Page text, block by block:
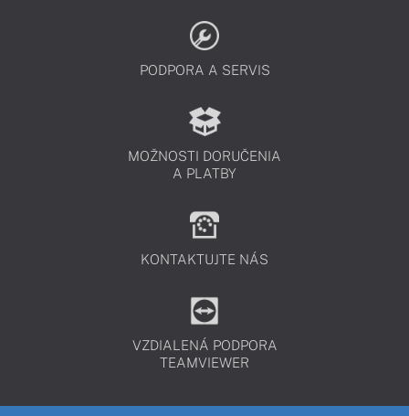
PODPORA A SERVIS
MOŽNOSTI DORUČENIA
A PLATBY
KONTAKTUJTE NÁS
VZDIALENÁ PODPORA
TEAMVIEWER